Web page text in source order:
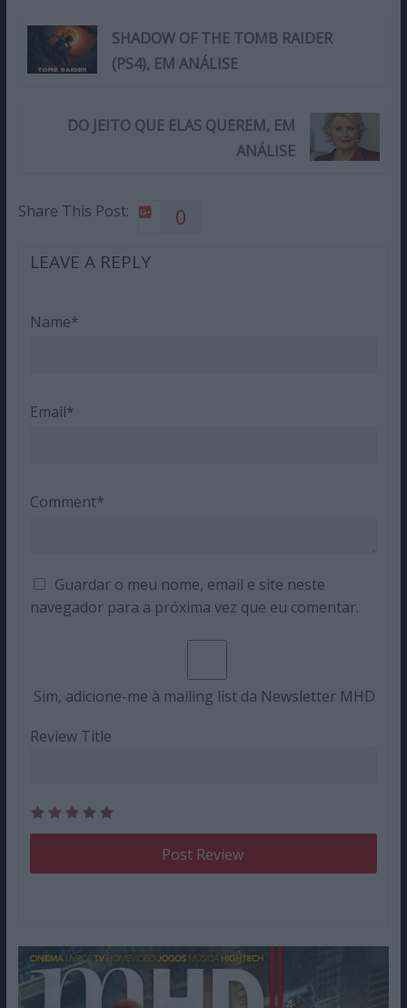
SHADOW OF THE TOMB RAIDER
(PS4), EM ANÁLISE
DO JEITO QUE ELAS QUEREM, EM
ANÁLISE
Share This Post: 0
LEAVE A REPLY
Name*
Email*
Comment*
Guardar o meu nome, email e site neste
navegador para a próxima vez que eu comentar.
Sim, adicione-me à mailing list da Newsletter MHD
Review Title